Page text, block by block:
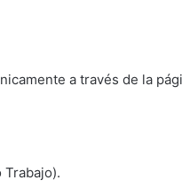
a través de la